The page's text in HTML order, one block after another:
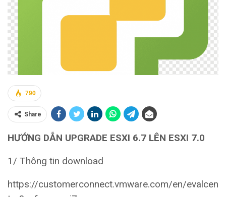
790
Share
HƯỚNG DẪN UPGRADE ESXI 6.7 LÊN ESXI 7.0
1/ Thông tin download
https://customerconnect.vmware.com/en/evalcen